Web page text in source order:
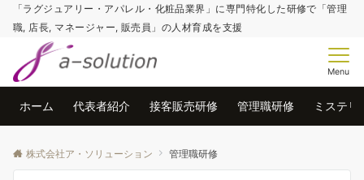
「ラグジュアリー・アパレル・化粧品業界」に専門特化した研修で「管理
職, 店長, マネージャー, 販売員」の人材育成を支援
Menu
ホーム 代表者紹介 接客販売研修 管理職研修 ミステリ
株式会社ア・ソリューション 管理職研修